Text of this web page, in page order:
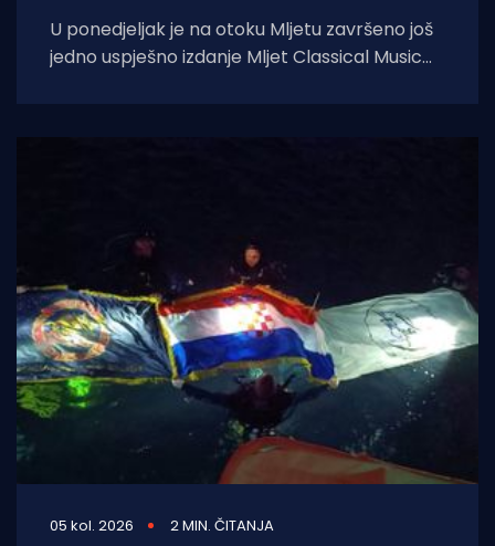
U ponedjeljak je na otoku Mljetu završeno još
jedno uspješno izdanje Mljet Classical Music
05 kol. 2026 2 MIN. ČITANJA